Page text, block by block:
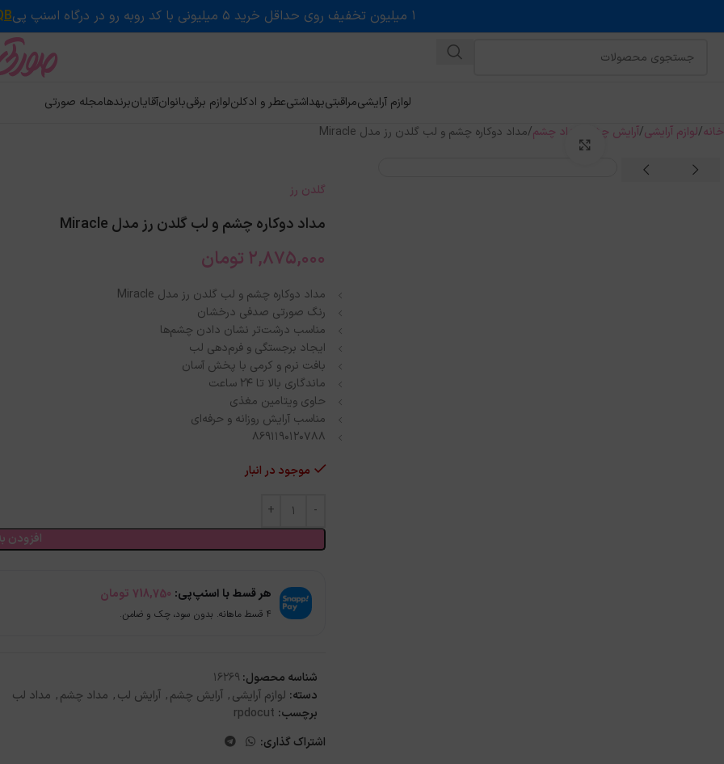
۱ میلیون تخفیف روی حداقل خرید ۵ میلیونی با کد روبه رو در درگاه اسنپ پی
لوازم آرایشیمراقبتیبهداشتیعطر و ادکلنلوازم برقیبانوانآقایانبرندهامجله صورتی
خانه لوازم آرایشی آرایش چشم مداد چشم مداد دوکاره چشم و لب گلدن رز مدل Miracle
بزرگنمایی تصویر
گلدن رز
مداد دوکاره چشم و لب گلدن رز مدل Miracle
2,875,000 تومان
مداد دوکاره چشم و لب گلدن رز مدل Miracle
رنگ صورتی صدفی درخشان
مناسب درشت‌تر نشان دادن چشم‌ها
ایجاد برجستگی و فرم‌دهی لب
بافت نرم و کرمی با پخش آسان
ماندگاری بالا تا 24 ساعت
حاوی ویتامین مغذی
مناسب آرایش روزانه و حرفه‌ای
8691190120788
موجود در انبار
افزودن
هر قسط با اسنپ‌پی: 718,750 تومان
۴ قسط ماهانه. بدون سود، چک و ضامن.
شناسه محصول: 16269
دسته: لوازم آرایشی, آرایش چشم, آرایش لب, مداد چشم, مداد لب
برچسب: rpdocut
اشتراک گذاری: